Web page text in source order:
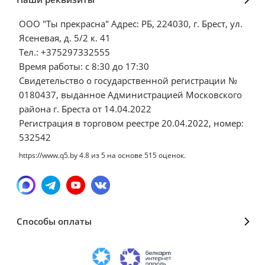
ООО "Ты прекрасна" Адрес: РБ, 224030, г. Брест, ул.
Ясеневая, д. 5/2 к. 41
Тел.: +375297332555
Время работы: с 8:30 до 17:30
Свидетельство о государственной регистрации №
0180437, выданное Администрацией Московского
района г. Бреста от 14.04.2022
Регистрация в торговом реестре 20.04.2022, номер:
532542
https://www.q5.by4.8 из5 на основе 515оценок.
Способы оплаты